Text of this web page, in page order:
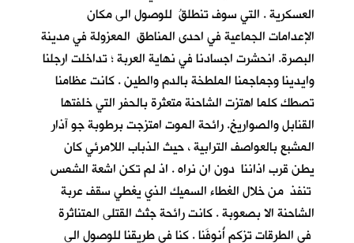
العسكرية . التي سوف تنطلقُ للوصول الى مكان
الإعدامات الجماعية في احدى المناطق المعزولة في مدينة
البصرة. انحشرت اجسادنا في نهاية العربة ؛ تداخلت ارجلنا
وايدينا وجماجمنا الملطخة بالدم والطين . كانت عظامنا
تصطك كلما اهتزت الشاحنة متعثرة بالحفر التي خلفتها
القنابل والصواريخ. رائحة الموت امتزجت برطوبة جو آذار
المشبع بالعواصف الترابية ، حيث الذباب اللامرئي كان
يطن قرب اذاننا دون ان نراه . اذ لم تكن اشعة الشمس
تنفذ من خلال الغطاء السميك الذي يغطي سقف عربة
الشاحنة الا بصعوبة . كانت رائحة جثث القتلى المتناثرة
في الطرقات تزكم أُنوفَنا . كنا في طريقنا للوصول الى